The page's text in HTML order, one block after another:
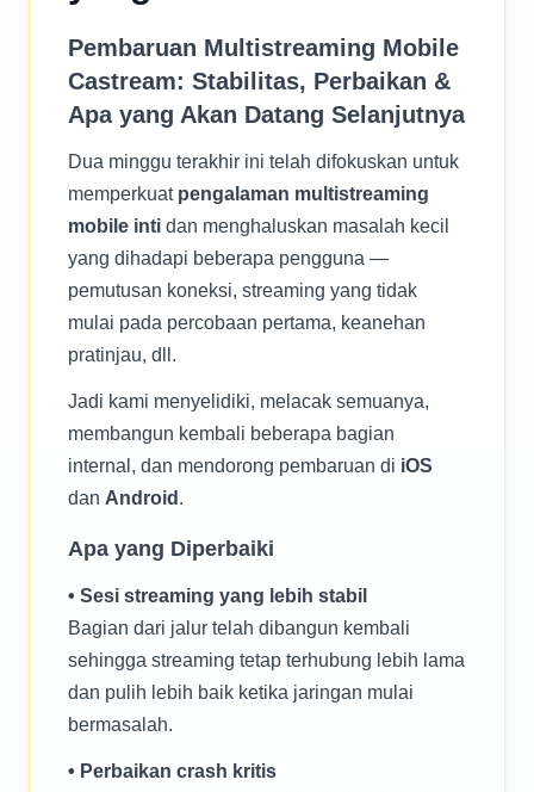
Pembaruan Multistreaming Mobile
Castream: Stabilitas, Perbaikan &
Apa yang Akan Datang Selanjutnya
Dua minggu terakhir ini telah difokuskan untuk
memperkuat pengalaman multistreaming
mobile inti dan menghaluskan masalah kecil
yang dihadapi beberapa pengguna —
pemutusan koneksi, streaming yang tidak
mulai pada percobaan pertama, keanehan
pratinjau, dll.
Jadi kami menyelidiki, melacak semuanya,
membangun kembali beberapa bagian
internal, dan mendorong pembaruan di iOS
dan Android .
Apa yang Diperbaiki
• Sesi streaming yang lebih stabil
Bagian dari jalur telah dibangun kembali
sehingga streaming tetap terhubung lebih lama
dan pulih lebih baik ketika jaringan mulai
bermasalah.
• Perbaikan crash kritis